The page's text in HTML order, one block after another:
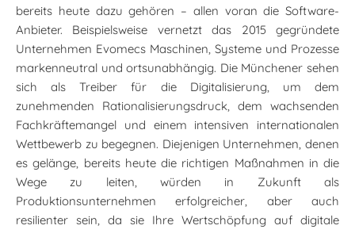
bereits heute dazu gehören – allen voran die Software-
Anbieter. Beispielsweise vernetzt das 2015 gegründete
Unternehmen Evomecs Maschinen, Systeme und Prozesse
markenneutral und ortsunabhängig. Die Münchener sehen
sich als Treiber für die Digitalisierung, um dem
zunehmenden Rationalisierungsdruck, dem wachsenden
Fachkräftemangel und einem intensiven internationalen
Wettbewerb zu begegnen. Diejenigen Unternehmen, denen
es gelänge, bereits heute die richtigen Maßnahmen in die
Wege zu leiten, würden in Zukunft als
Produktionsunternehmen erfolgreicher, aber auch
resilienter sein, da sie Ihre Wertschöpfung auf digitale